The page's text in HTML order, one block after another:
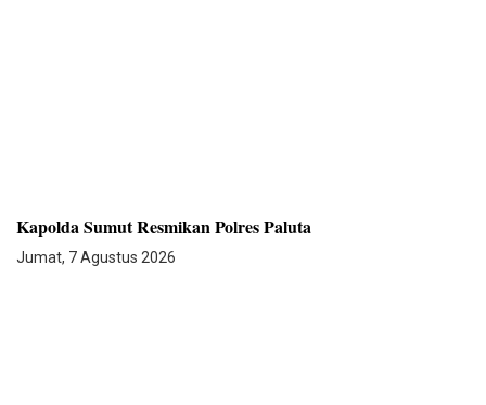
Kapolda Sumut Resmikan Polres Paluta
Jumat, 7 Agustus 2026